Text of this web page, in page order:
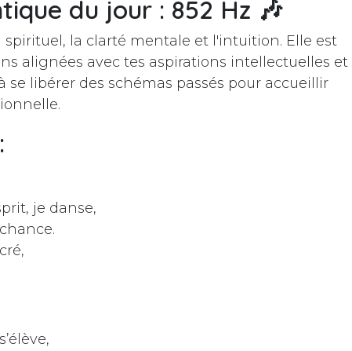
du jour : 852 Hz 🎶
spirituel, la clarté mentale et l'intuition. Elle est
alignées avec tes aspirations intellectuelles et
se libérer des schémas passés pour accueillir
je danse,